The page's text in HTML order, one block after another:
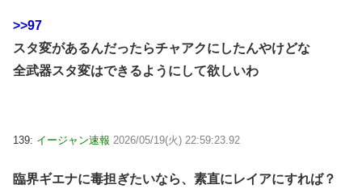
>>97
スタ変があるんだったらチャアクにしたんやけどな
全武器スタ変はできるようにして欲しいわ
139: イージャン速報 2026/05/19(火) 22:59:23.92
臨界ギエナに毒担ぎたいなら、素直にレイアにすれば？